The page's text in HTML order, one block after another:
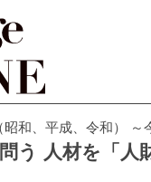
和、平成、令和） ～
う 人材を「人